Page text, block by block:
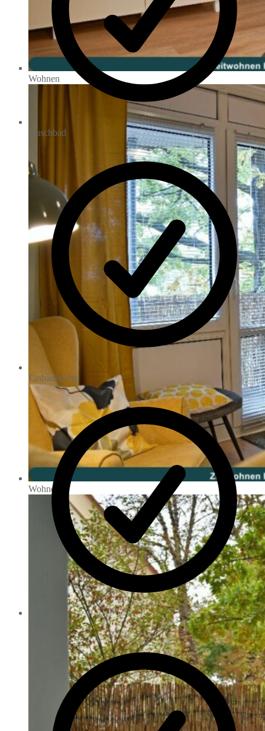
Wohnen
Wohnen
Duschbad
Einbauküche
Handtücher